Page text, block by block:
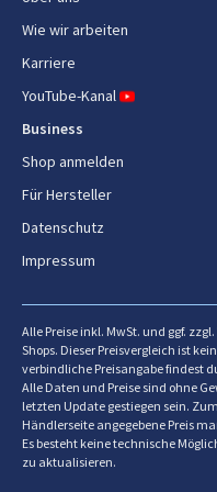
Verpackungstiefe
Verpackungshöhe
Paketgewicht
Design
Marktpositionierung
Größe des Uhrengehäuses
Material des Uhrengehäuses
Armbandfarbe
Bandmaterial
Wie wir arbeiten
Karriere
YouTube-Kanal
Business
Shop anmelden
Für Hersteller
Datenschutz
Impressum
Alle Preise inkl. MwSt. und ggf.
Shops. Dieser Preisvergleich ist
verbindliche Preisangabe findest
Alle Daten und Preise sind ohne
letzten Update gestiegen sein.
Händlerseite angegebene Preis
Es besteht keine technische
zu aktualisieren.